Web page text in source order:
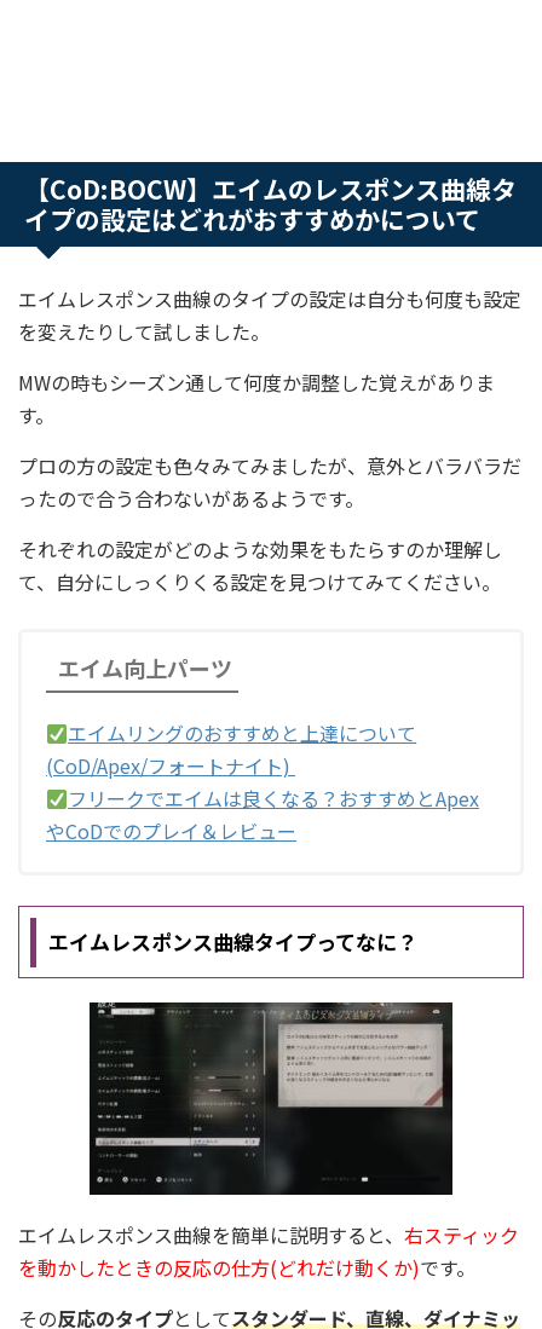
【CoD:BOCW】エイムのレスポンス曲線タ
イプの設定はどれがおすすめかについて
エイムレスポンス曲線のタイプの設定は自分も何度も設定
を変えたりして試しました。
MWの時もシーズン通して何度か調整した覚えがありま
す。
プロの方の設定も色々みてみましたが、意外とバラバラだ
ったので合う合わないがあるようです。
それぞれの設定がどのような効果をもたらすのか理解し
て、自分にしっくりくる設定を見つけてみてください。
エイム向上パーツ
エイムリングのおすすめと上達について
(CoD/Apex/フォートナイト)
フリークでエイムは良くなる？おすすめとApex
やCoDでのプレイ＆レビュー
エイムレスポンス曲線タイプってなに？
エイムレスポンス曲線を簡単に説明すると、 右スティック
を動かしたときの反応の仕方(どれだけ動くか)です。
その反応のタイプとしてスタンダード、直線、ダイナミッ